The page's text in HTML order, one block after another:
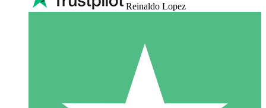
Reinaldo Lopez